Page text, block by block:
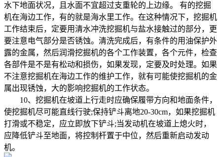
水下地面状况，且水面不宜超过支重轮的上边缘。 有的挖掘
机在海边工作，有的就是海水里工作。在这种情况下，挖掘机
工作结束后，定要用清水冲洗挖掘机与盐水接触过的部分，更
要注意电气部分是否锈蚀。清洗完成后，有条件的用油保护外
露的金属，然后润滑挖掘机的各个工作装置，各个元件，检查
各部件是不是有松动和损伤，如果发现，定要及时处理。如果
不注意挖掘机在海边工作的维护工作，就有可能使挖掘机的金
属出现锈蚀，大的影响挖掘机的工作状态。
10、挖掘机在坡道上行走时应确保履带方向和地面条件，
使挖掘机尽可能直线行驶;保持铲斗离地20-30cm，如果挖掘机
打滑或不稳定，应立即放下铲斗;当发动机在坡道上熄火时，
应降低铲斗至地面，将控制杆置于中位，然后重新启动发动
机。